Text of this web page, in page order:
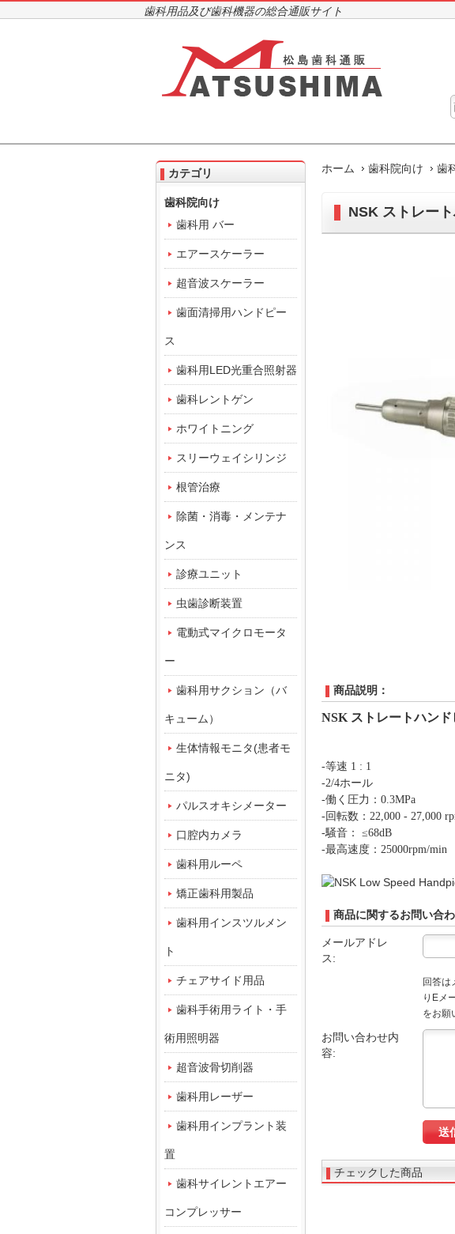
歯科用品及び歯科機器の総合通販サイト
ホーム 歯科院向け 歯
NSK ストレー
商品説明：
NSK ストレートハンド
-等速 1 : 1
-2/4ホール
-働く圧力： 0.3MPa
-回転数：22,000 - 27,000
-騒音： ≤68dB
-最高速度：25000rpm/min
商品に関するお問い合
メールアドレ
ス:
回答は
りEメ
をお願
お問い合わせ内
容:
チェックした商品
カテゴリ
歯科院向け
歯科用 バー
エアースケーラー
超音波スケーラー
歯面清掃用ハンドピー
ス
歯科用LED光重合照射器
歯科レントゲン
ホワイトニング
スリーウェイシリンジ
根管治療
除菌・消毒・メンテナ
ンス
診療ユニット
虫歯診断装置
電動式マイクロモータ
ー
歯科用サクション（バ
キューム）
生体情報モニタ(患者モ
ニタ)
パルスオキシメーター
口腔内カメラ
歯科用ルーペ
矯正歯科用製品
歯科用インスツルメン
ト
チェアサイド用品
歯科手術用ライト・手
術用照明器
超音波骨切削器
歯科用レーザー
歯科用インプラント装
置
歯科サイレントエアー
コンプレッサー